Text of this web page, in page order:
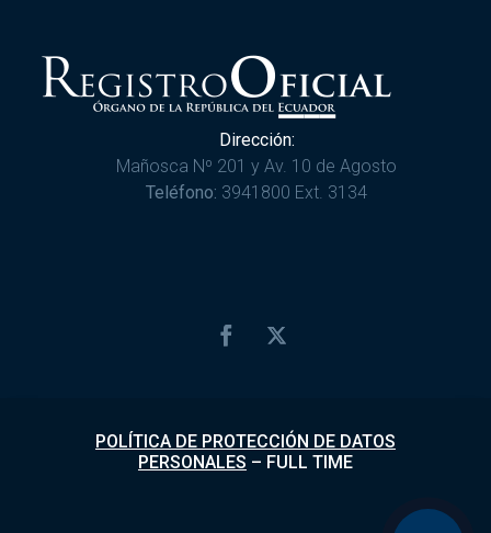
Dirección:
Mañosca Nº 201 y Av. 10 de Agosto
Teléfono: 3941800 Ext. 3134
POLÍTICA DE PROTECCIÓN DE DATOS
PERSONALES – FULL TIME